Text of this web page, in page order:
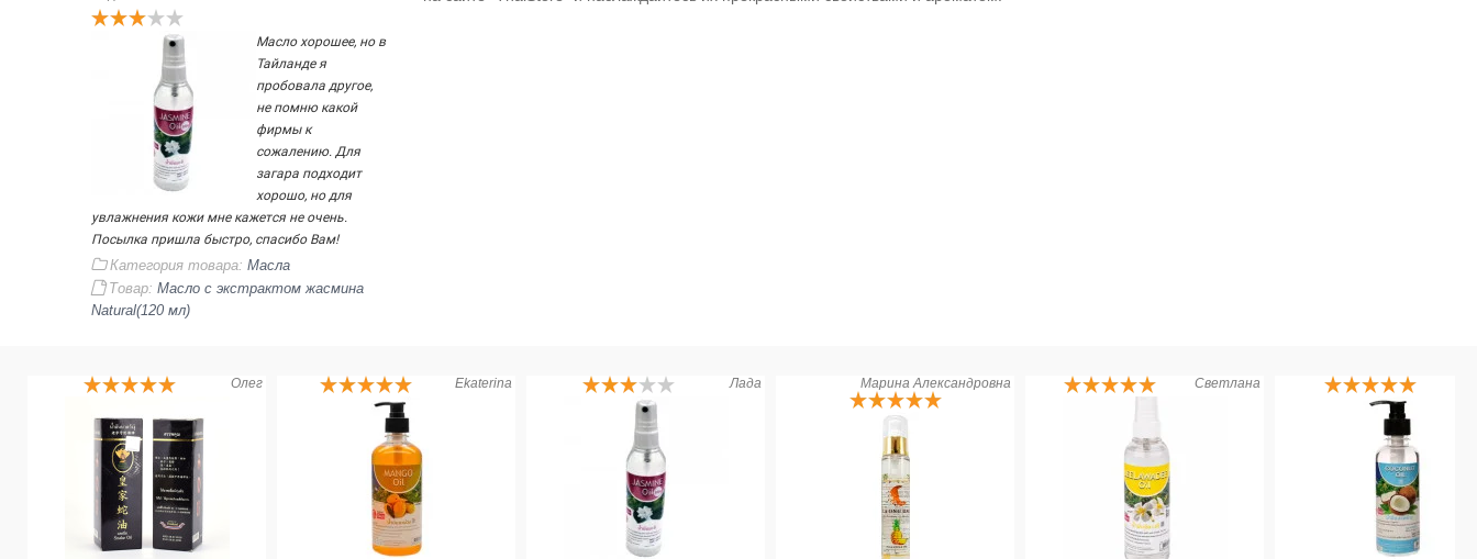
Масло хорошее, но в
Тайланде я
пробовала другое,
не помню какой
фирмы к
сожалению. Для
загара подходит
хорошо, но для
увлажнения кожи мне кажется не очень.
Посылка пришла быстро, спасибо Вам!
Категория товара:Масла
Товар:Масло с экстрактом жасмина
Natural(120 мл)
Олег Ekaterina Лада Марина Александровна Светлана